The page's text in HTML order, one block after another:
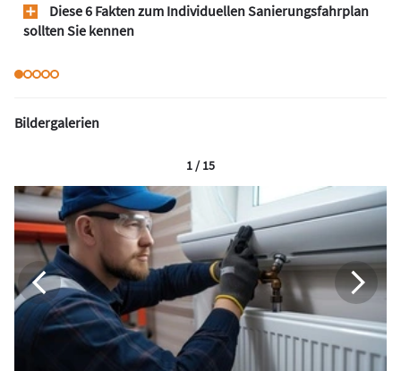
Diese 6 Fakten zum Individuellen Sanierungsfahrplan
sollten Sie kennen
Bildergalerien
1 / 15